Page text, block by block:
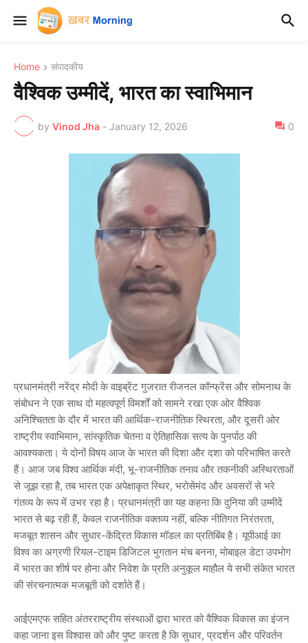
Home संपादकीय
वैश्विक उम्मीदें, भारत का स्वाभिमान
by Vinod Jha - January 12, 2026 0
प्रधानमंत्री नरेंद्र मोदी के वाइब्रेंट गुजरात रीजनल कॉन्फ्रेंस और सोमनाथ के
संबोधन ने एक साथ दो महत्वपूर्ण विमर्शों को सामने रखा एक ओर वैश्विक
अनिश्चितता के दौर में भारत की आर्थिक-राजनीतिक स्थिरता, और दूसरी ओर
राष्ट्रीय स्वाभिमान, सांस्कृतिक चेतना व ऐतिहासिक सत्य के पुनर्पाठ की
आवश्यकता। ये दोनों विषय आज के भारत की दिशा और दशा को परिभाषित करते
हैं। आज जब विश्व आर्थिक मंदी, भू-राजनीतिक तनाव और तकनीकी अस्थिरताओं
से जूझ रहा है, तब भारत एक अपेक्षाकृत स्थिर, भरोसेमंद और अवसरों से भरे
गंतव्य के रूप में उभर रहा है। प्रधानमंत्री का यह कहना कि दुनिया की उम्मीदें
भारत से बढ़ रही हैं, केवल राजनीतिक वक्तव्य नहीं, बल्कि नीतिगत निरंतरता,
मजबूत शासन और सुधार-केंद्रित विकास मॉडल का प्रतिबिंब है। यूपीआई का
विश्व का अग्रणी रियल-टाइम डिजिटल भुगतान मंच बनना, मोबाइल डेटा उपभोग
में भारत का शीर्ष पर होना और निवेश के प्रति अनुकूल माहौल ये सभी संकेत भारत
की संरचनात्मक मजबूती को दर्शाते हैं।
आईएमएफ सहित अंतरराष्ट्रीय संस्थाओं द्वारा भारत को वैश्विक विकास का इंजन
कहा जाना इस विश्वास को और पुष्ट करता है कि सुधार, प्रदर्शन और परिवर्तन